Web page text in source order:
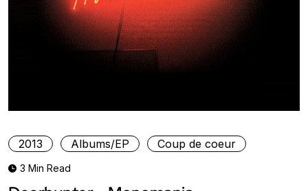
2013 Albums/EP Coup de coeur
3 Min Read